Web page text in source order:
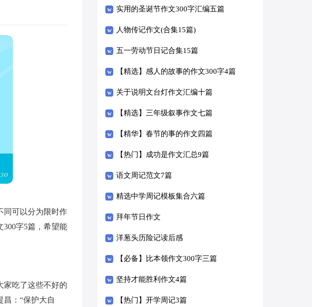
同可以分为限时作
字5篇，希望能
家吃了这些不好的
：“保护大自
实用的圣诞节作文300字汇编五篇
人物传记作文(合集15篇)
五一劳动节日记合集15篇
【精选】感人的故事的作文300字4篇
关于说明文台灯作文汇编十篇
【精选】三年级叙事作文七篇
【精华】春节的事的作文四篇
【热门】成功是作文汇总9篇
语文周记范文7篇
精选中学周记模板集合六篇
拜年节日作文
洋葱头历险记读后感
【必备】比本领作文300字三篇
坚持才能胜利作文4篇
【热门】开学周记3篇